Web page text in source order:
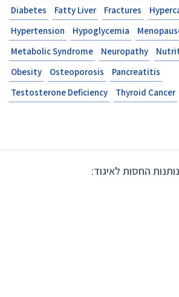
Diabetes
Fatty Liver Fractures
Hypertension
Hypoglycemia
Metabolic Syndrome
Neuropathy
Obesity
Osteoporosis
Pancreatitis
Testosterone Deficiency
Thyroid Cancer
נותנות החסות לאיגוד: